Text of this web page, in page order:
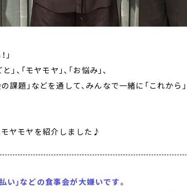
」
」、「モヤモヤ」、「お悩み」、
課題」などを通して、みんなで一緒に「これから
ヤモヤを紹介しました♪
い」などの食事会が大嫌いです。